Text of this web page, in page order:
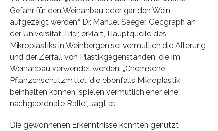
Gefahr für den Weinanbau oder gar den Wein
aufgezeigt werden.“ Dr. Manuel Seeger, Geograph an
der Universität Trier, erklärt, Hauptquelle des
Mikroplastiks in Weinbergen sei vermutlich die Alterung
und der Zerfall von Plastikgegenständen, die im
Weinanbau verwendet werden. „Chemische
Pflanzenschutzmittel, die ebenfalls Mikroplastik
beinhalten können, spielen vermutlich eher eine
nachgeordnete Rolle“, sagt er.
Die gewonnenen Erkenntnisse könnten genutzt